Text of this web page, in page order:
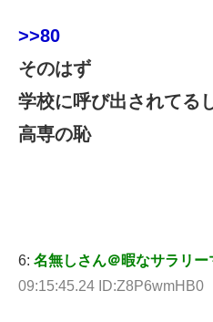
>>80
そのはず
学校に呼び出されてる
高専の恥
6: 名無しさん＠暇なサラリー
09:15:45.24 ID:Z8P6wmHB0